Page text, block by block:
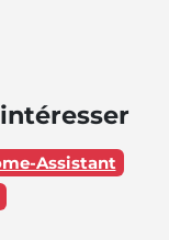
Assistant